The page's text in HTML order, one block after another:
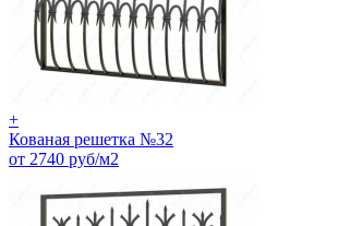
+
Кованая решетка №32
от 2740 руб/м2